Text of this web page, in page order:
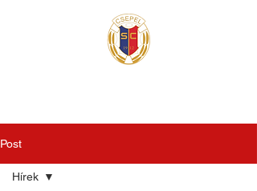
Post
Hírek